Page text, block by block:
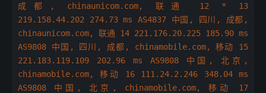
成都, chinaunicom.com, 联通 12 * 13
219.158.44.202 274.73 ms AS4837 中国, 四川, 成都,
chinaunicom.com, 联通 14 221.176.20.225 185.90 ms
AS9808 中国, 四川, 成都, chinamobile.com, 移动 15
221.183.119.109 202.96 ms AS9808 中国, 北京,
chinamobile.com, 移动 16 111.24.2.246 348.04 ms
AS9808 中国, 北京, chinamobile.com, 移动 17